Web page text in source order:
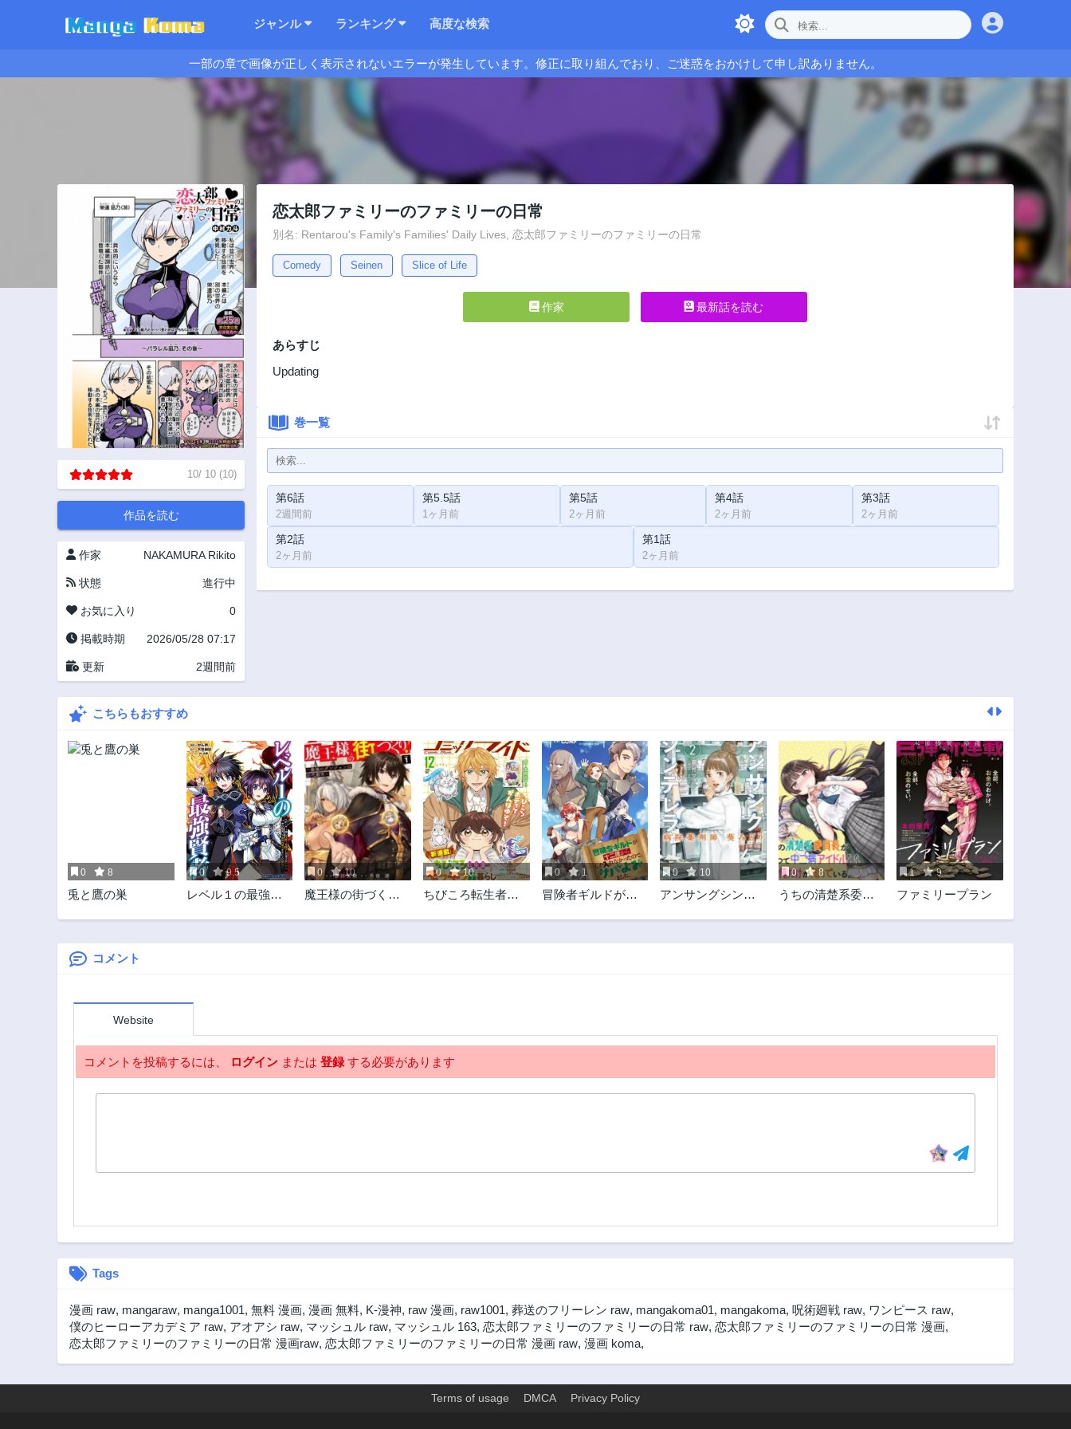
ジャンル ランキング 高度な検索
一部の章で画像が正しく表示されないエラーが発生しています。修正に取り組んでおり、ご迷惑をおかけして申し訳ありません。
10/ 10 (10)
作品を読む
作家 NAKAMURA Rikito
状態 進行中
お気に入り 0
掲載時期 2026/05/28 07:17
更新 2週間前
恋太郎ファミリーのファミリーの日常
別名: Rentarou's Family's Families' Daily Lives, 恋太郎ファミリーのファミリーの日常
Comedy Seinen Slice of Life
作家 最新話を読む
あらすじ
Updating
巻一覧
第6話
2週間前
第5.5話
1ヶ月前
第5話
2ヶ月前
第4話
2ヶ月前
第3話
2ヶ月前
第2話
2ヶ月前
第1話
2ヶ月前
こちらもおすすめ
0 8
兎と鷹の巣
0 9.5
レベル１の最強賢
0 10
魔王様の街づく
～
0 10
ちびころ転生者の
0 1
冒険者ギルドが十
バよみました。
0 10
アンサングシンデ
0 8
うちの清楚系委員
とを俺だけが知っ
1 9
ファミリープラン
コメント
Website
コメントを投稿するには、 ログイン または 登録する必要があります
Tags
漫画 raw, mangaraw, manga1001, 無料 漫画, 漫画 無料, K-漫神, raw 漫画, raw1001, 葬送のフリーレン raw, mangakoma01, mangakoma, 呪術廻戦 raw, ワンピース raw,
僕のヒーローアカデミア raw, アオアシ raw, マッシュル raw, マッシュル 163, 恋太郎ファミリーのファミリーの日常 raw, 恋太郎ファミリーのファミリーの日常 漫画,
恋太郎ファミリーのファミリーの日常 漫画raw, 恋太郎ファミリーのファミリーの日常 漫画 raw, 漫画 koma,
Terms of usage DMCA Privacy Policy